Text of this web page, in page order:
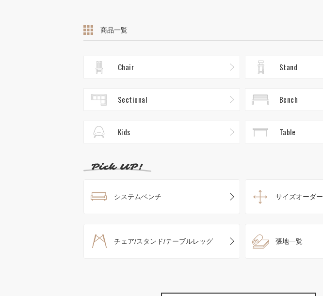
商品一覧
Chair Stand
Sectional Bench
Kids Table
システムベンチ サイズオーダー
チェア/スタンド/テーブルレッグ 張地一覧